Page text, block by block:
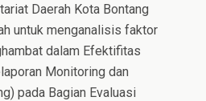
Daerah Kota Bontang
untuk menganalisis faktor
dalam Efektifitas
Monitoring dan
pada Bagian Evaluasi